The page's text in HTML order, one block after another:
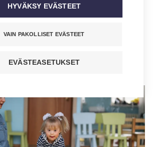
yhteisellä sopimuksella.
terveydenhuollon
ja he osaavat
riskiä
HYVÄKSY EVÄSTEET
VAIN PAKOLLISET EVÄSTEET
EVÄSTEASETUKSET